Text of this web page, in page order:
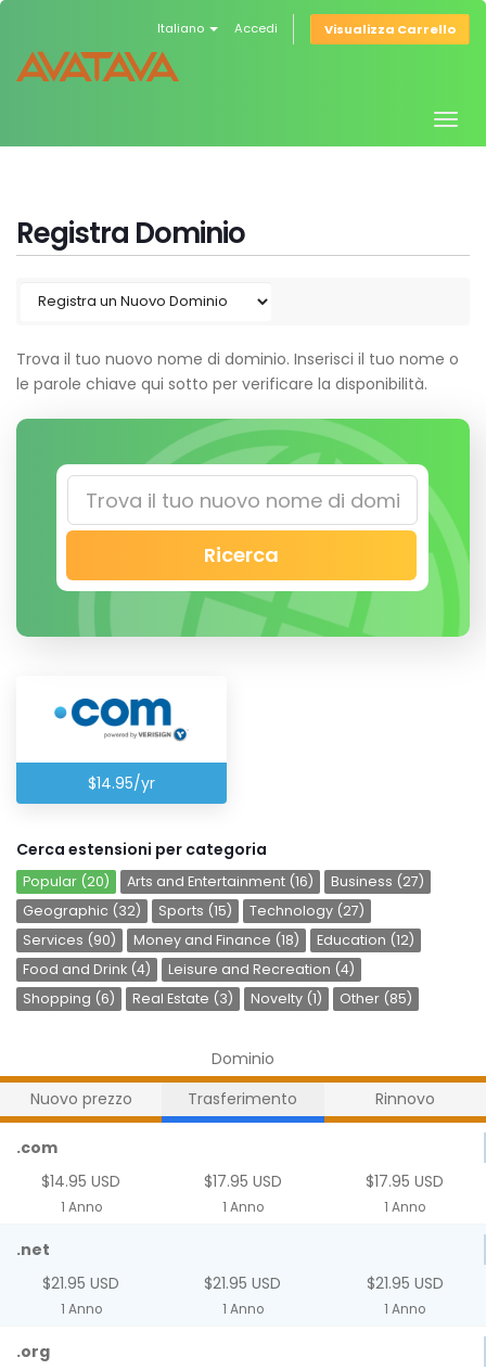
Italiano Accedi Visualizza Carrello
Registra Dominio
Trova il tuo nuovo nome di dominio. Inserisci il tuo nome o
le parole chiave qui sotto per verificare la disponibilità.
Ricerca
$14.95/yr
Cerca estensioni per categoria
Popular (20) Arts and Entertainment (16)
Business (27)
Geographic (32)
Sports (15)
Technology (27)
Services (90)
Money and Finance (18)
Education (12)
Food and Drink (4)
Leisure and Recreation (4)
Shopping (6)
Real Estate (3) Novelty (1) Other (85)
Dominio
Nuovo prezzo
Trasferimento Rinnovo
.com
$14.95 USD
1 Anno
$17.95 USD
1 Anno
$17.95 USD
1 Anno
.net
$21.95 USD
1 Anno
$21.95 USD
1 Anno
$21.95 USD
1 Anno
.org